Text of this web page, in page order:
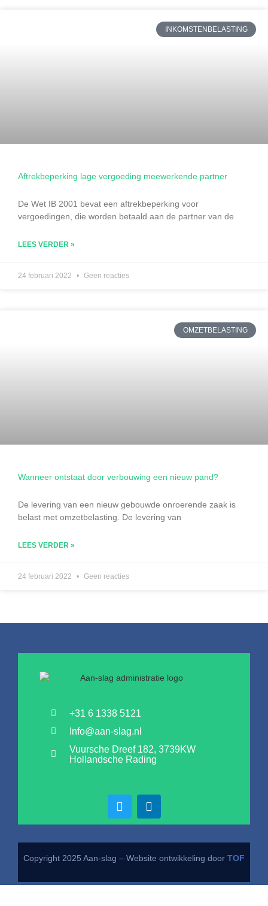
INKOMSTENBELASTING
Aftrekbeperking lage vergoeding meewerkende partner
De Wet IB 2001 bevat een aftrekbeperking voor
vergoedingen, die worden betaald aan de partner van de
LEES VERDER »
24 februari 2022 Geen reacties
OMZETBELASTING
Wanneer ontstaat door verbouwing een nieuw pand?
De levering van een nieuw gebouwde onroerende zaak is
belast met omzetbelasting. De levering van
LEES VERDER »
24 februari 2022 Geen reacties
+31 6 1338 5121
Info@aan-slag.nl
Vuursche Dreef 182, 3739KW
Hollandsche Rading
Copyright 2025 Aan-slag – Website ontwikkeling door TOF